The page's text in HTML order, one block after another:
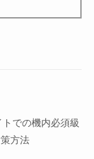
での機内必須級
方法